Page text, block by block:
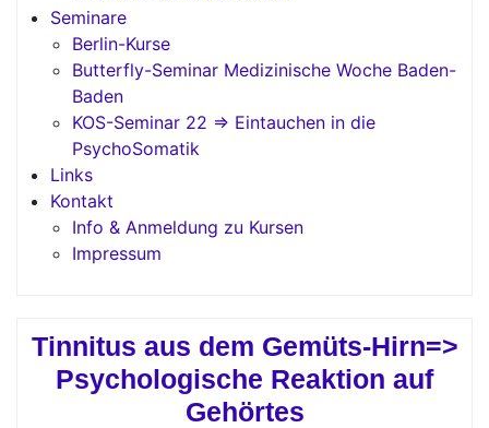
Seminare
Berlin-Kurse
Butterfly-Seminar Medizinische Woche Baden-
Baden
KOS-Seminar 22 => Eintauchen in die
PsychoSomatik
Links
Kontakt
Info & Anmeldung zu Kursen
Impressum
Tinnitus aus dem Gemüts-Hirn=>
Psychologische Reaktion auf
Gehörtes